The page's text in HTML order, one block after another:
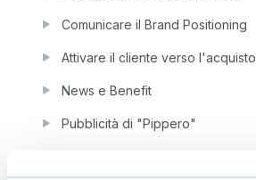
Comunicare il Brand Positioning
Attivare il cliente verso l'acquisto
News e Benefit
Pubblicità di "Pippero"